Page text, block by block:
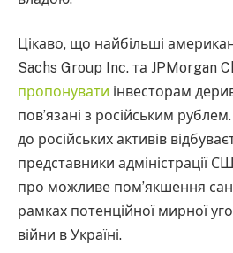
Цікаво, що найбільші
Sachs Group Inc. та JPMorgan
пропонувати інвесторам
пов’язані з російським
до російських активів
представники адміністрації
про можливе пом’якшення
рамках потенційної мирної
війни в Україні.